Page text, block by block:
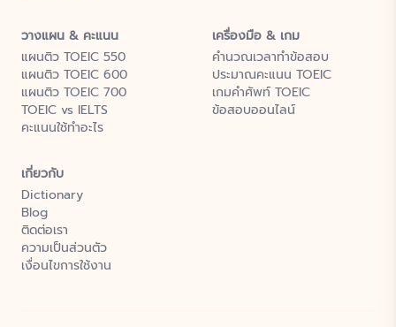
วางแผน & คะแนน
แผนติว TOEIC 550
แผนติว TOEIC 600
แผนติว TOEIC 700
TOEIC vs IELTS
คะแนนใช้ทำอะไร
เครื่องมือ & เกม
คำนวณเวลาทำข้อสอบ
ประมาณคะแนน TOEIC
เกมคำศัพท์ TOEIC
ข้อสอบออนไลน์
เกี่ยวกับ
Dictionary
Blog
ติดต่อเรา
ความเป็นส่วนตัว
เงื่อนไขการใช้งาน